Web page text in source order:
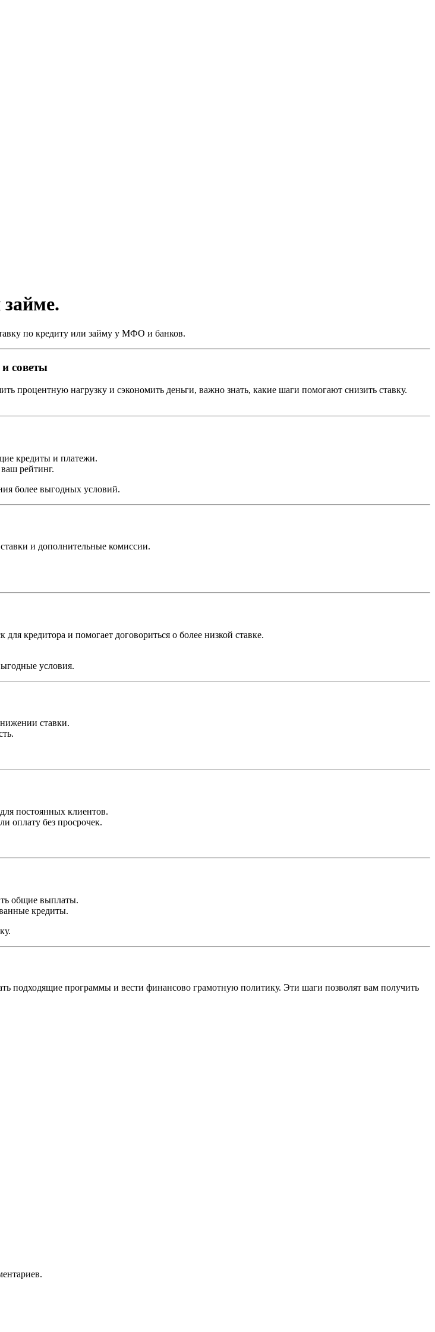
по кредиту или займу у МФО и банков.
советы
процентную нагрузку и сэкономить деньги, важно знать, какие шаги помогают снизить ставку.
кредиты и платежи.
рейтинг.
более выгодных условий.
и дополнительные комиссии.
кредитора и помогает договориться о более низкой ставке.
условия.
ставки.
постоянных клиентов.
оплату без просрочек.
общие выплаты.
кредиты.
подходящие программы и вести финансово грамотную политику. Эти шаги позволят вам получить